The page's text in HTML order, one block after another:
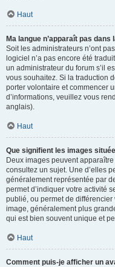
Haut
Ma langue n’apparaît pas dans
Soit les administrateurs n’ont
logiciel n’a pas encore été
un administrateur du forum s’il
vous souhaitez. Si la traduction
porter volontaire et commencer
d’informations, veuillez vous
anglais).
Haut
Que signifient les images
Deux images peuvent
consultez un sujet. Une d’elles
généralement représentée par
permet d’indiquer votre activité
publié, ou permet de différencier
image, généralement plus
qui est bien souvent unique et
Haut
Comment puis-je afficher un